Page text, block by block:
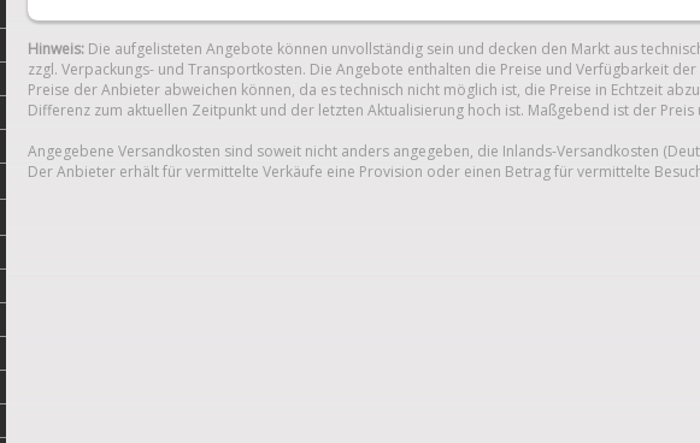
Hinweis: Die aufgelisteten Angebote können unvollständig sein und decken den Markt aus
zzgl. Verpackungs- und Transportkosten. Die Angebote enthalten die Preise und Verfügbarkeit
Preise der Anbieter abweichen können, da es technisch nicht möglich ist, die Preise in Echtzeit
Differenz zum aktuellen Zeitpunkt und der letzten Aktualisierung hoch ist. Maßgebend ist der
Angegebene Versandkosten sind soweit nicht anders angegeben, die Inlands-Versandkosten
Der Anbieter erhält für vermittelte Verkäufe eine Provision oder einen Betrag für vermittelte